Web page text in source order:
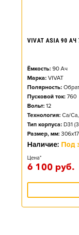
VIVAT ASIA 90
Ёмкость: 90 Ач
Марка: VIVAT
Полярность:
Пусковой ток: 760
Вольт: 12
Технология: Ca/
Тип корпуса: D31
Размер, мм:
Наличие: Под
Цена*
6 100 руб.